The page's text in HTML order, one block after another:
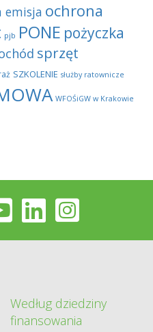
emisja ochrona
pjb PONE pożyczka
sprzęt
SZKOLENIE służby ratownicze
WFOŚiGW w Krakowie
Według dziedziny
finansowania